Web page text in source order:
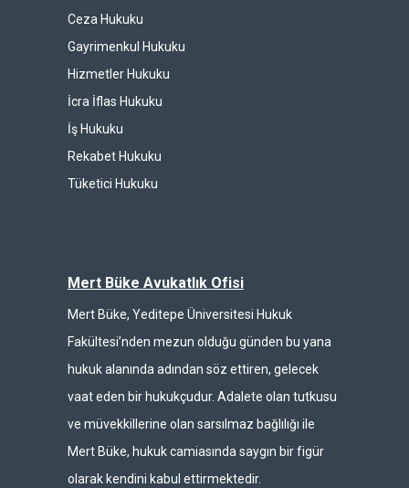
Ceza Hukuku
Gayrimenkul Hukuku
Hizmetler Hukuku
İcra İflas Hukuku
İş Hukuku
Rekabet Hukuku
Tüketici Hukuku
Mert Büke Avukatlık Ofisi
Mert Büke, Yeditepe Üniversitesi Hukuk
Fakültesi’nden mezun olduğu günden bu yana
hukuk alanında adından söz ettiren, gelecek
vaat eden bir hukukçudur. Adalete olan tutkusu
ve müvekkillerine olan sarsılmaz bağlılığı ile
Mert Büke, hukuk camiasında saygın bir figür
olarak kendini kabul ettirmektedir.